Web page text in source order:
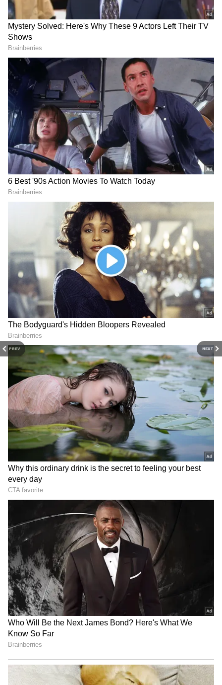
PREV NEXT
4
Yesterday Gold Rate
நேற்றைய நிலவரப்படி சவரனுக்கு ரூ.25
குறைந்து ரூ.53,800-க்கு விற்பனையானது.
அதேபோல், தங்கம் கிராமுக்கு ரூ.200
குறைந்து ரூ.6,725-க்கு விற்பனையானது.
3
Today Gold Rate
இன்றைய (மே14) நிலவரப்படி சென்னையில்
22 கேரட் ஆபரணத் தங்கத்தின் விலை
சவரனுக்கு ரூ.280 குறைந்து ரூ.53,520-ஆக
விற்பனை செய்யப்படுகிறது. 22 கேரட்
தங்கம் கிராமுக்கு ரூ.35 குறைந்து ரூ.6,690-
ஆக விற்பனையாகிறது. 24 கேரட் தங்கம்
விற்பனையாகிறது. 24 கேரட் தங்கம் சவரன்
ரூ.57,280-ஆக விற்பனையாகிறது.